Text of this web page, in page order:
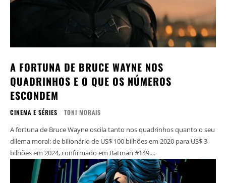
A FORTUNA DE BRUCE WAYNE NOS
QUADRINHOS E O QUE OS NÚMEROS
ESCONDEM
CINEMA E SÉRIES TONI MORAIS
A fortuna de Bruce Wayne oscila tanto nos quadrinhos quanto o seu
dilema moral: de bilionário de US$ 100 bilhões em 2020 para US$ 3
bilhões em 2024, confirmado em Batman #149....